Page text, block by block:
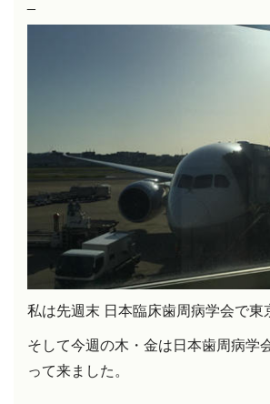
私は先週末 日本臨床歯周病学会で東
そして今週の木・金は日本歯周病学
って来ました。